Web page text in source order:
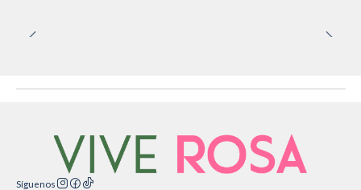
Síguenos